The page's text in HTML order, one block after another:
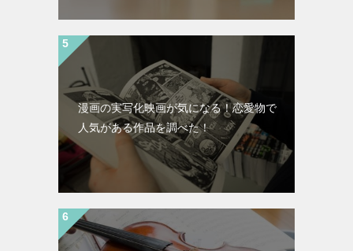
漫画の実写化映画が気になる！恋愛物で
人気がある作品を調べた！